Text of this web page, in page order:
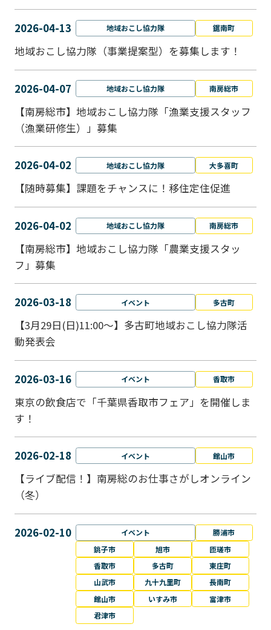
2026-04-13 地域おこし協力隊 鋸南町
地域おこし協力隊（事業提案型）を募集します！
2026-04-07 地域おこし協力隊 南房総市
【南房総市】地域おこし協力隊「漁業支援スタッフ
（漁業研修生）」募集
2026-04-02 地域おこし協力隊 大多喜町
【随時募集】課題をチャンスに！移住定住促進
2026-04-02 地域おこし協力隊 南房総市
【南房総市】地域おこし協力隊「農業支援スタッ
フ」募集
2026-03-18 イベント 多古町
【3月29日(日)11:00～】多古町地域おこし協力隊活
動発表会
2026-03-16 イベント 香取市
東京の飲食店で「千葉県香取市フェア」を開催しま
す！
2026-02-18 イベント 館山市
【ライブ配信！】南房総のお仕事さがしオンライン
（冬）
2026-02-10 イベント
勝浦市
銚子市
旭市
匝瑳市
香取市
多古町
東庄町
山武市
九十九里町
長南町
館山市
いすみ市
富津市
君津市